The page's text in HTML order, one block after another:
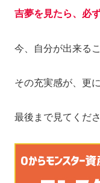
吉夢を見たら、必
今、自分が出来る
その充実感が、更
最後まで見てくだ